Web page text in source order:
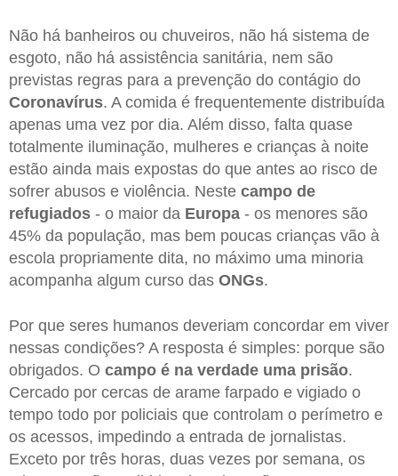
Não há banheiros ou chuveiros, não há sistema de
esgoto, não há assistência sanitária, nem são
previstas regras para a prevenção do contágio do
Coronavírus. A comida é frequentemente distribuída
apenas uma vez por dia. Além disso, falta quase
totalmente iluminação, mulheres e crianças à noite
estão ainda mais expostas do que antes ao risco de
sofrer abusos e violência. Neste campo de
refugiados - o maior da Europa - os menores são
45% da população, mas bem poucas crianças vão à
escola propriamente dita, no máximo uma minoria
acompanha algum curso das ONGs.
Por que seres humanos deveriam concordar em viver
nessas condições? A resposta é simples: porque são
obrigados. O campo é na verdade uma prisão.
Cercado por cercas de arame farpado e vigiado o
tempo todo por policiais que controlam o perímetro e
os acessos, impedindo a entrada de jornalistas.
Exceto por três horas, duas vezes por semana, os